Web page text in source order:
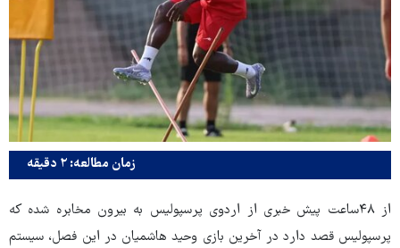
زمان مطالعه: ۲ دقیقه
از ۴۸ساعت پیش خبری از اردوی پرسپولیس به بیرون مخابره شده که
پرسپولیس قصد دارد در آخرین بازی وحید هاشمیان در این فصل، سیستم